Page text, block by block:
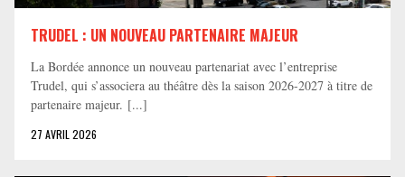
TRUDEL : UN NOUVEAU PARTENAIRE MAJEUR
La Bordée annonce un nouveau partenariat avec l’entreprise
Trudel, qui s’associera au théâtre dès la saison 2026-2027 à titre de
partenaire majeur. [...]
27 AVRIL 2026